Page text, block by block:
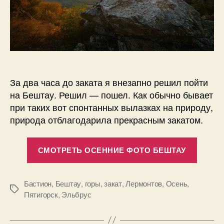
За два часа до заката я внезапно решил пойти
на Бештау. Решил — пошел. Как обычно бывает
при таких вот спонтанных вылазках на природу,
природа отблагодарила прекрасным закатом.
СМОТРЕТЬ ОСЕННИЕ ФОТО БЕШТАУ
Метки
Бастион, Бештау, горы,закат,Лермонтов, Осень,
Пятигорск, Эльбрус